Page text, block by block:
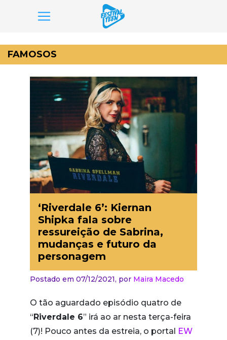
para
o
conteúdo
FAMOSOS
‘Riverdale 6’: Kiernan
Shipka fala sobre
ressureição de Sabrina,
mudanças e futuro da
personagem
Postado em 07/12/2021, por Maira Macedo
O tão aguardado episódio quatro de
“ Riverdale 6” irá ao ar nesta terça-feira
(7)! Pouco antes da estreia, o portal
EW